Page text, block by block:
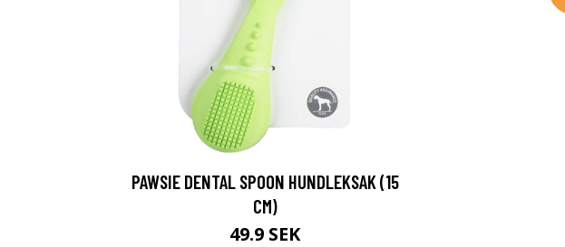
PAWSIE DENTAL SPOON HUNDLEKSAK (15
CM)
49.9 SEK